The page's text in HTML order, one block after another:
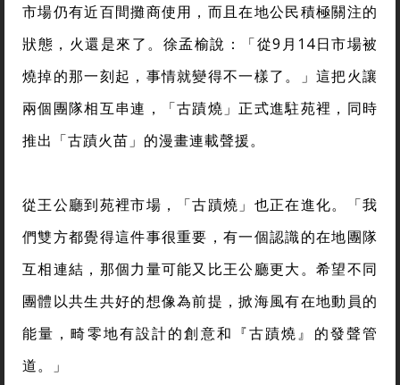
市場仍有近百間攤商使用，而且在地公民積極關注的
狀態，火還是來了。徐孟榆說：「從9月14日市場被
燒掉的那一刻起，事情就變得不一樣了。」這把火讓
兩個團隊相互串連，「古蹟燒」正式進駐苑裡，同時
推出「古蹟火苗」的漫畫連載聲援。
從王公廳到苑裡市場，「古蹟燒」也正在進化。「我
們雙方都覺得這件事很重要，有一個認識的在地團隊
互相連結，那個力量可能又比王公廳更大。希望不同
團體以共生共好的想像為前提，掀海風有在地動員的
能量，畸零地有設計的創意和『古蹟燒』的發聲管
道。」